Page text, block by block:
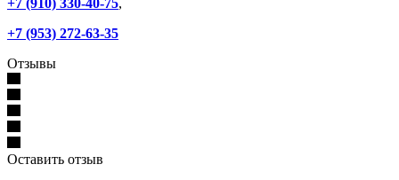
+7 (953) 272-63-35
Отзывы
Оставить отзыв